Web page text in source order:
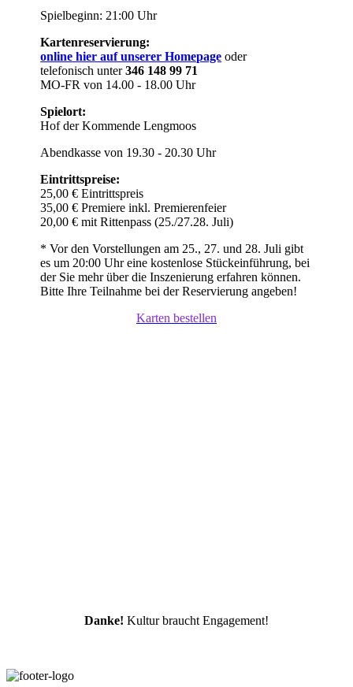
Spielbeginn: 21:00 Uhr
Kartenreservierung:
online hier auf unserer Homepage oder
telefonisch unter346 148 99 71
MO-FR von 14.00 - 18.00 Uhr
Spielort:
Hof der Kommende Lengmoos
Abendkasse von 19.30 - 20.30 Uhr
Eintrittspreise:
25,00 € Eintrittspreis
35,00 € Premiere inkl. Premierenfeier
20,00 € mit Rittenpass (25./27.28. Juli)
* Vor den Vorstellungen am 25., 27. und 28. Juli gibt
es um 20:00 Uhr eine kostenlose Stückeinführung, bei
der Sie mehr über die Inszenierung erfahren können.
Bitte Ihre Teilnahme bei der Reservierung angeben!
Karten bestellen
Danke! Kultur braucht Engagement!